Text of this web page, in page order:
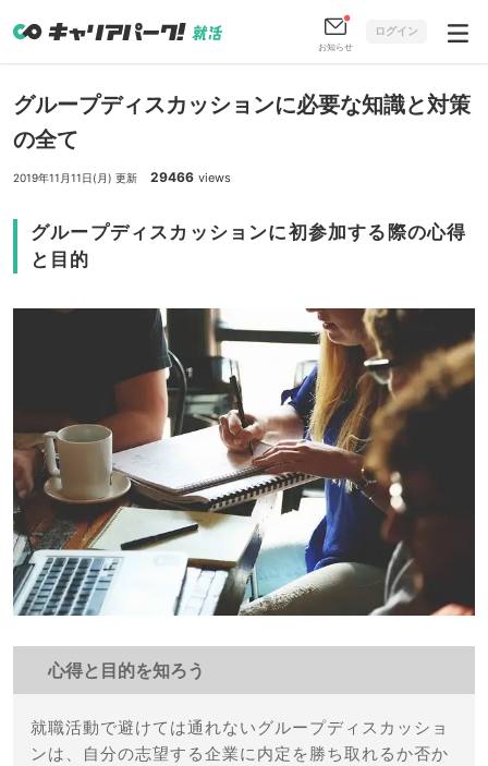
お知らせ
ログイン
グループディスカッションに必要な知識と対策
の全て
2019年11月11日(月) 更新 29466 views
グループディスカッションに初参加する際の心得
と目的
心得と目的を知ろう
就職活動で避けては通れないグループディスカッショ
ンは、自分の志望する企業に内定を勝ち取れるか否か